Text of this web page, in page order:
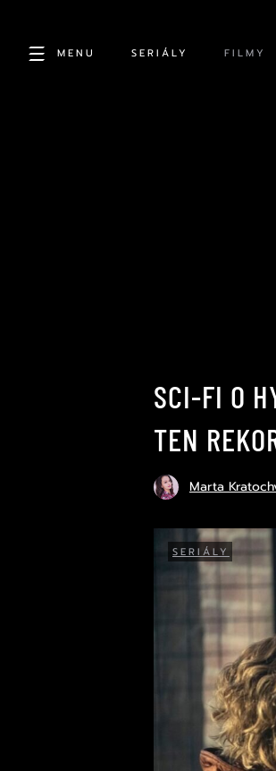
MENU SERIÁLY FILMY
SCI-FI O
TEN
Marta
SERIÁLY